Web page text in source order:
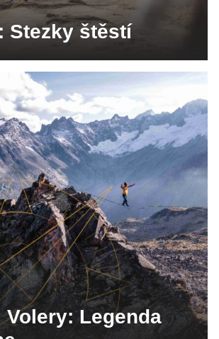
Stezky štěstí
Volery: Legenda